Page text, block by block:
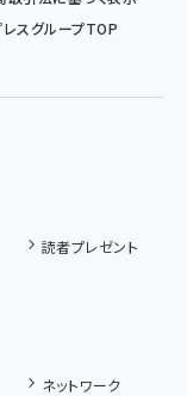
レスグループTOP
読者プレゼント
ネットワーク